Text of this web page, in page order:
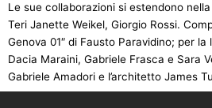
Le sue collaborazioni si estendono
Teri Janette Weikel, Giorgio Rossi.
Genova 01″ di Fausto Paravidino; per
Dacia Maraini, Gabriele Frasca e Sara
Gabriele Amadori e l’architetto James